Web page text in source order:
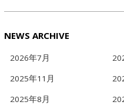
NEWS ARCHIVE
2026年7月
2025年11月
2025年8月